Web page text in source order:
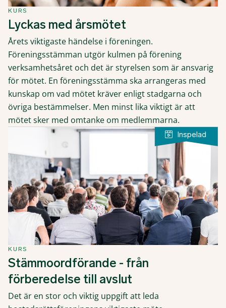
KURS
Lyckas med årsmötet
Årets viktigaste händelse i föreningen.
Föreningsstämman utgör kulmen på förening
verksamhetsåret och det är styrelsen som är ansvarig
för mötet. En föreningsstämma ska arrangeras med
kunskap om vad mötet kräver enligt stadgarna och
övriga bestämmelser. Men minst lika viktigt är att
mötet sker med omtanke om medlemmarna.
KURS
Stämmoordförande - från
förberedelse till avslut
Det är en stor och viktig uppgift att leda